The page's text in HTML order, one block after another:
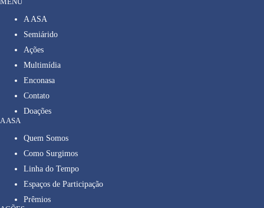
A ASA
Semiárido
Ações
Multimídia
Enconasa
Contato
Doações
A ASA
Quem Somos
Como Surgimos
Linha do Tempo
Espaços de Participação
Prêmios